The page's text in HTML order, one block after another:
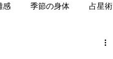
感 季節の身体 占星術